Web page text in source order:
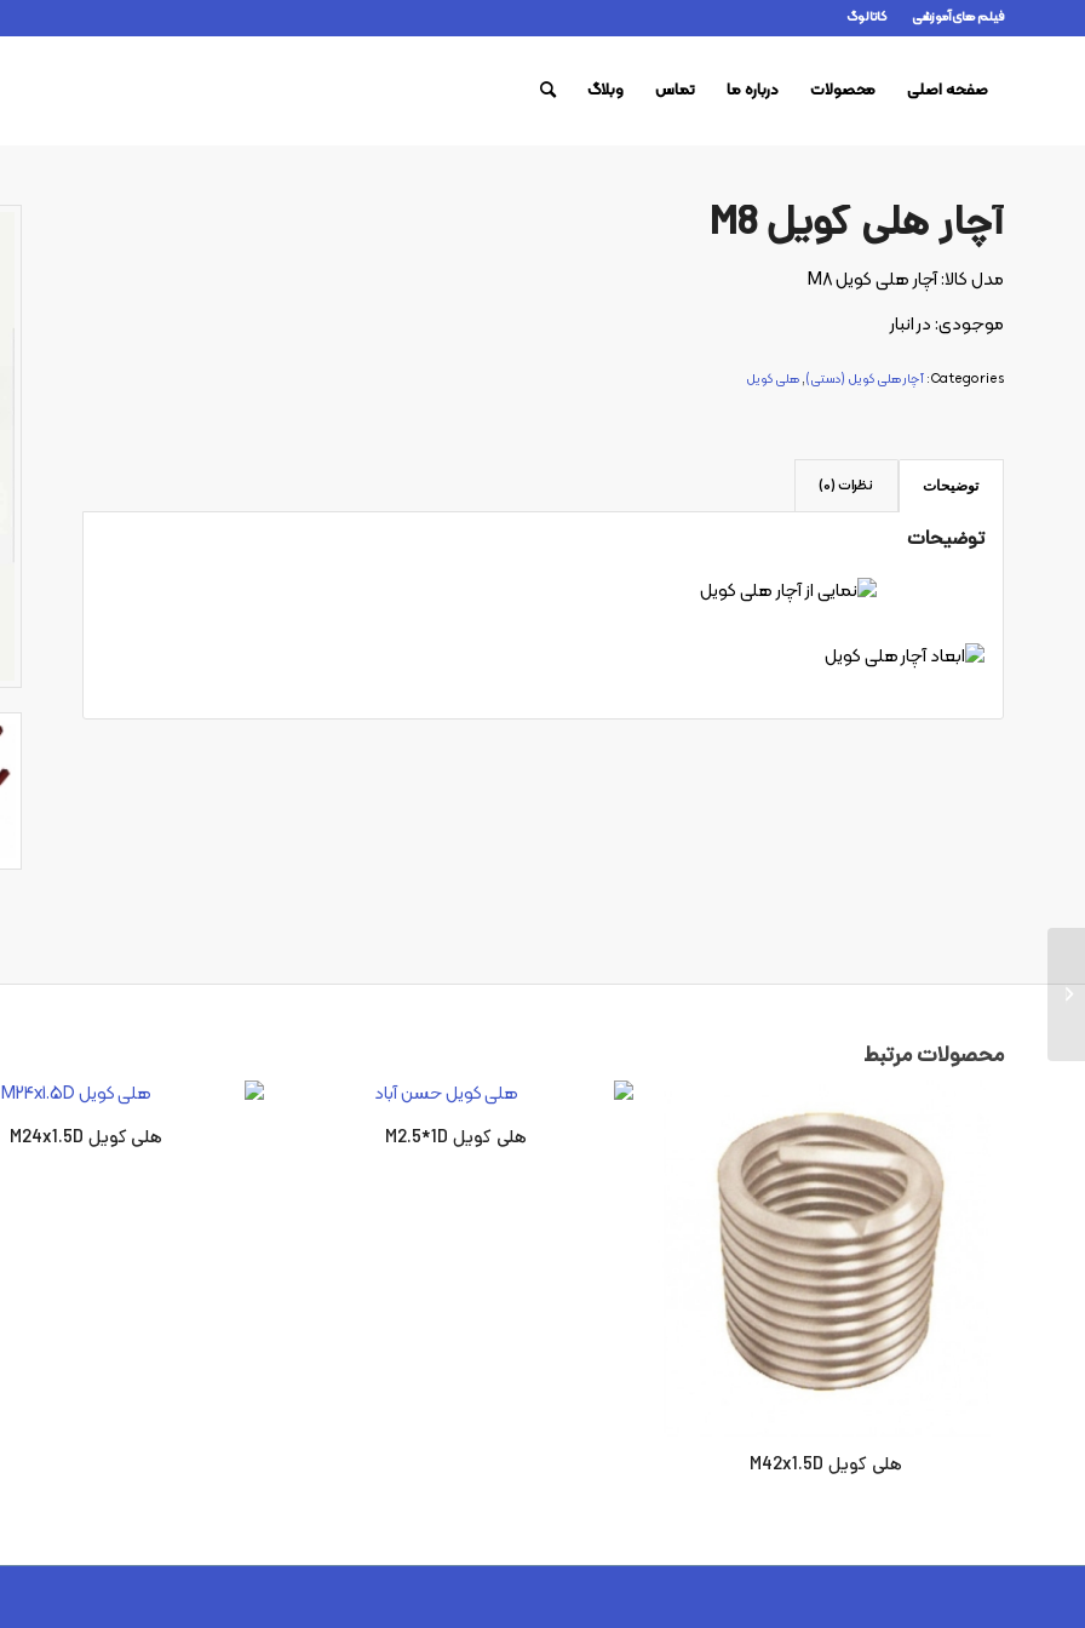
فیلم های آموزشی کاتالوگ
صفحه اصلی محصولات درباره ما تماس وبلاگ
آچار هلی کویل M8
مدل کالا: آچار هلی کویل M8
موجودی: در انبار
Categories: آچار هلی کویل (دستی),هلی کویل
توضیحات نظرات (0)
توضیحات
محصولات مرتبط
هلی کویل M42x1.5D
هلی کویل M2.5*1D هلی کویل M24x1.5D